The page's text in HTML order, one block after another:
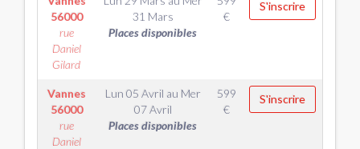
56000
rue
Daniel
Gilard
31 Mars
Places disponibles
€
S'inscrire
Vannes
56000
rue
Daniel
Lun 05 Avril au Mer
07 Avril
Places disponibles
599
€
S'inscrire